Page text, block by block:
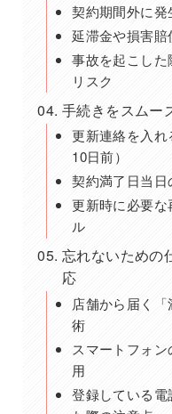
契約期間外に
延滞金や損害
事故を起こし
リスク
手続きをスムー
更新連絡を入
10日前）
契約満了日当
更新時に必要
ル
忘れないための
応
店舗から届く
術
スマートフォ
用
登録している